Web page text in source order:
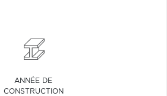
ANNÉE DE
CONSTRUCTION